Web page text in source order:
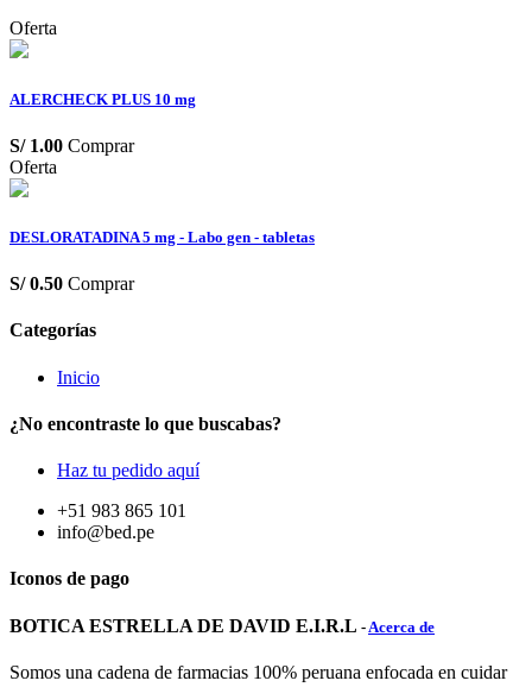
Oferta
ALERCHECK PLUS 10 mg
S/ 1.00 Comprar
Oferta
DESLORATADINA 5 mg - Labo gen - tabletas
S/0.50 Comprar
Categorías
Inicio
¿No encontraste lo que buscabas?
Haz tu pedido aquí
+51 983 865 101
info@bed.pe
Iconos de pago
BOTICA ESTRELLA DE DAVID E.I.R.L - Acerca de
Somos una cadena de farmacias 100% peruana enfocada en cuidar